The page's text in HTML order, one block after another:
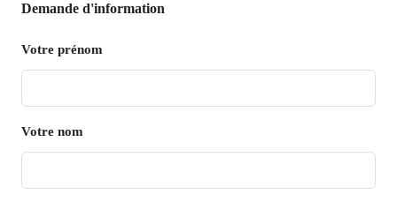
Demande d'information
Votre prénom
Votre nom